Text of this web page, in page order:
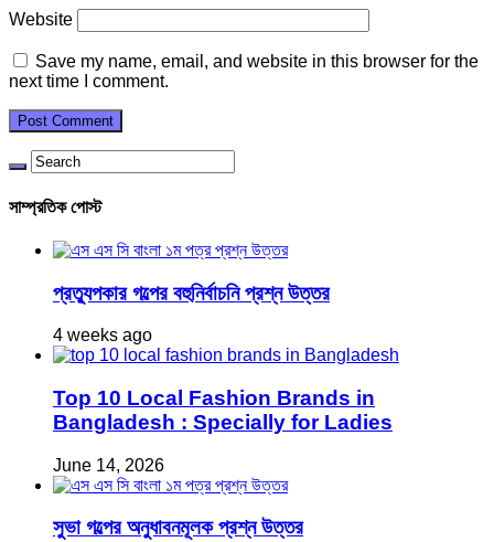
Website
Save my name, email, and website in this browser for the
next time I comment.
সাম্প্রতিক পোস্ট
প্রত্যুপকার গল্পের বহুনির্বাচনি প্রশ্ন উত্তর
4 weeks ago
Top 10 Local Fashion Brands in
Bangladesh : Specially for Ladies
June 14, 2026
সুভা গল্পের অনুধাবনমূলক প্রশ্ন উত্তর